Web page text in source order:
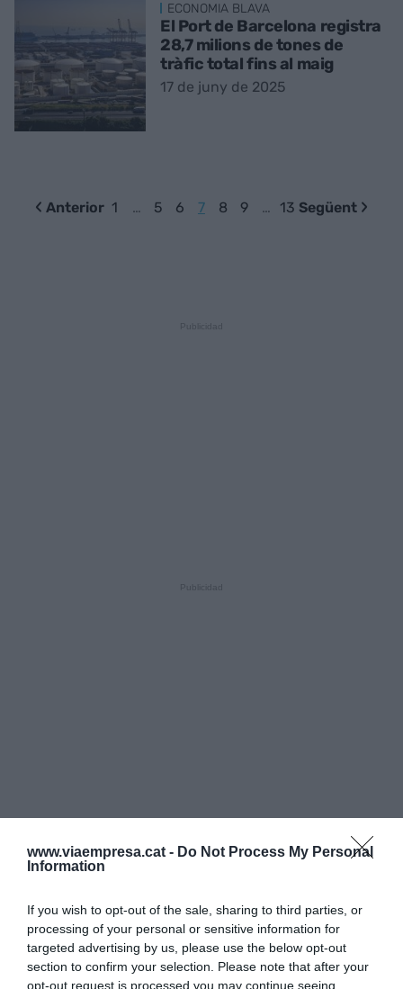
www.viaempresa.cat - Do Not Process My Personal
Information
If you wish to opt-out of the sale, sharing to third parties, or
processing of your personal or sensitive information for
targeted advertising by us, please use the below opt-out
section to confirm your selection. Please note that after your
opt-out request is processed you may continue seeing
ECONOMIA BLAVA
El Port de Barcelona registra
28,7 milions de tones de
tràfic total fins al maig
17 de juny de 2025
Anterior 1 … 5 6 7 8 9 … 13 Següent